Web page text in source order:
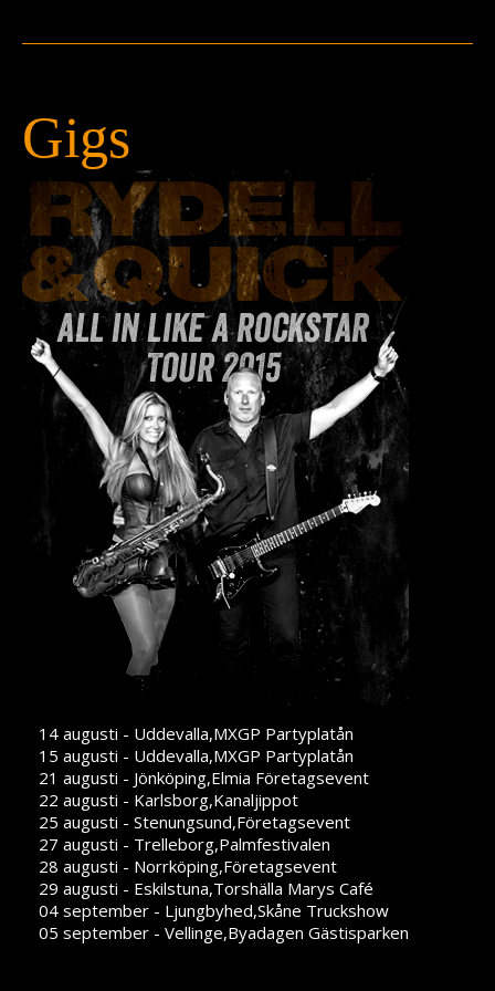
Teknik
Gigs
14 augusti - Uddevalla,MXGP Partyplatån
15 augusti - Uddevalla,MXGP Partyplatån
21 augusti - Jönköping,Elmia Företagsevent
22 augusti - Karlsborg,Kanaljippot
25 augusti - Stenungsund,Företagsevent
27 augusti - Trelleborg,Palmfestivalen
28 augusti - Norrköping,Företagsevent
29 augusti - Eskilstuna,Torshälla Marys Café
04 september - Ljungbyhed,Skåne Truckshow
05 september - Vellinge,Byadagen Gästisparken